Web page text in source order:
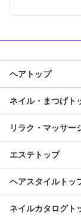
ヘアトップ
ネイル・まつげト
リラク・マッサー
エステトップ
ヘアスタイルトッ
ネイルカタログト